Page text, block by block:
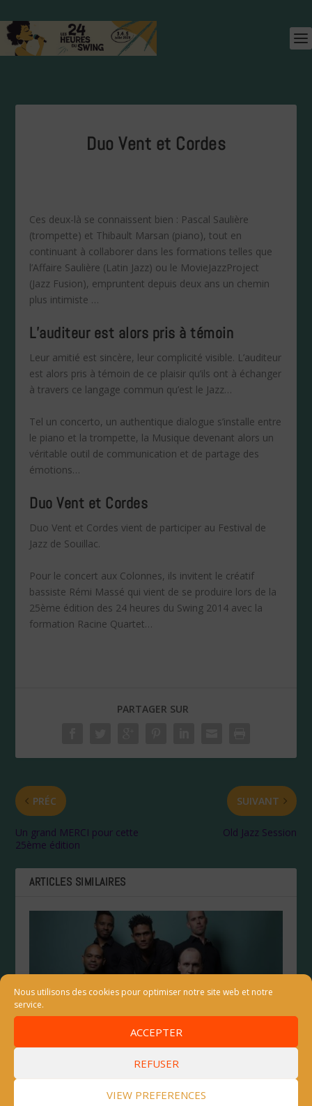
Nous utilisons des cookies pour optimiser notre site web et notre
service.
ACCEPTER
REFUSER
VIEW PREFERENCES
Duo Vent et Cordes
Ces deux-là se connaissent bien : Pascal Saulière
(trompette) et Thibault Marsan (piano), tout en
continuant à collaborer dans les formations telles que
l’Affaire Saulière (Latin Jazz) ou le MovieJazzProject
(Jazz Fusion), empruntent depuis deux ans un chemin
plus intimiste …
L’auditeur est alors pris à témoin
Leur amitié est sincère, leur complicité visible. L’auditeur
est alors pris à témoin de ce plaisir qu’ils ont à échanger
à travers ce langage commun qu’est le Jazz…
Tel un concerto, un authentique dialogue s’installe entre
le piano et la trompette, la Musique devenant alors un
véritable outil de communication et de partage des
émotions…
Duo Vent et Cordes
Duo Vent et Cordes vient de participer au Festival de
Jazz de Souillac.
Pour le concert aux Colonnes, ils invitent le créatif
bassiste Rémi Massé qui vient de se produire lors de la
25ème édition des 24 heures du Swing 2014 avec la
formation Racine Quartet…
PARTAGER SUR
PRÉC
Un grand MERCI pour cette
25ème édition
SUIVANT
Old Jazz Session
ARTICLES SIMILAIRES